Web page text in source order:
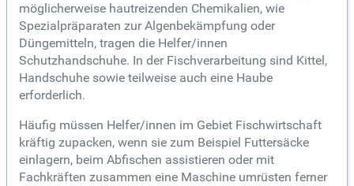
möglicherweise hautreizenden Chemikalien, wie
Spezialpräparaten zur Algenbekämpfung oder
Düngemitteln, tragen die Helfer/innen
Schutzhandschuhe. In der Fischverarbeitung sind Kittel,
Handschuhe sowie teilweise auch eine Haube
erforderlich.
Häufig müssen Helfer/innen im Gebiet Fischwirtschaft
kräftig zupacken, wenn sie zum Beispiel Futtersäcke
einlagern, beim Abfischen assistieren oder mit
Fachkräften zusammen eine Maschine umrüsten ferner